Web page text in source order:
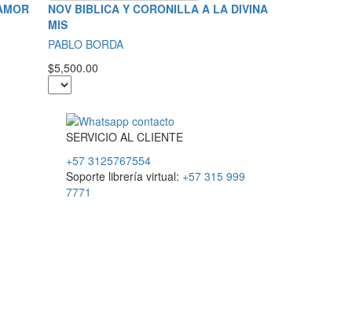
NOV BIBLICA Y CORONILLA A LA DIVINA
MIS
PABLO BORDA
$5,500.00
SERVICIOAL CLIENTE
+57 3125767554
Soporte librería virtual: +57 315 999
7771